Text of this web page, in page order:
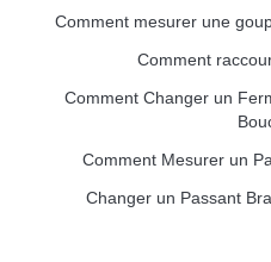
Comment mesurer une
Comment
Comment Changer un
Comment Mesurer un
Changer un Passant